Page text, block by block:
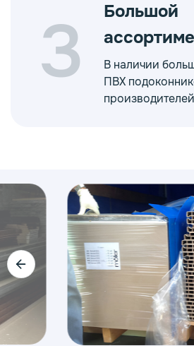
3
Большой
В наличии
ПВХ
производителей